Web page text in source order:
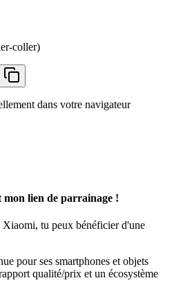
coller)
dans votre navigateur
mon lien de parrainage !
Xiaomi, tu peux bénéficier d'une
pour ses smartphones et objets
qualité/prix et un écosystème